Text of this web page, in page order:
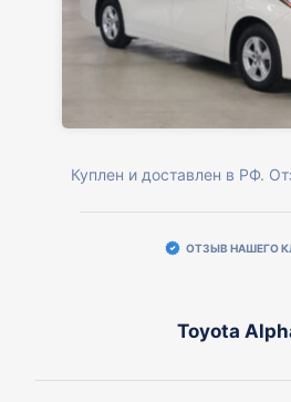
Куплен и доставлен в РФ.
ОТЗЫВ НАШЕГО
Toyota